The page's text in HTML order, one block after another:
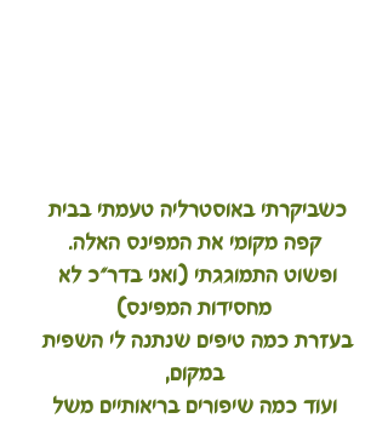
כשביקרתי באוסטרליה טעמתי בבית
קפה מקומי את המפינס האלה.
ופשוט התמוגגתי (ואני בדר"כ לא
מחסידות המפינס)
בעזרת כמה טיפים שנתנה לי השפית
במקום,
ועוד כמה שיפורים בריאותיים משל